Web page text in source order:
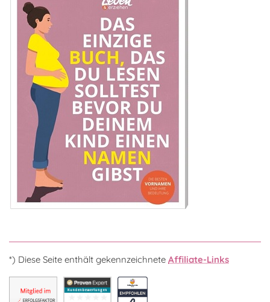
*) Diese Seite enthält gekennzeichnete Affiliate-Links